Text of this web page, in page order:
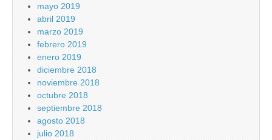
mayo 2019
abril 2019
marzo 2019
febrero 2019
enero 2019
diciembre 2018
noviembre 2018
octubre 2018
septiembre 2018
agosto 2018
julio 2018